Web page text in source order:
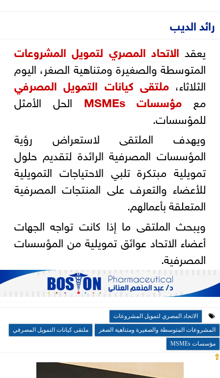
رائد الديب
يعقد الاتحاد المصري لتمويل المشروعات
المتوسطة والصغيرة ومتناهية الصغر، اليوم
الثلاثاء،ملتقى كيانات التمويل المصرفي
مع مؤسسات MSMEs
الحل الأمثل
للمؤسسات.
ويهدف الملتقى لاستعراض رؤية
المؤسسات المصرفية الرائدة لتقديم حلول
تمويلية مبتكرة تلبي الاحتياجات التمويلية
للأعضاء والتعرف على المنتجات المصرفية
المتعلقة بأعمالهم.
ويبحث الملتقى ما إذا كانت تواجه الجهات
أعضاء الاتحاد عوائق تمويلية من المؤسسات
المصرفية.
الاتحاد المصري لتمويل المشروعات
المشروعات المتوسطة والصغيرة ومتناهية الصغر
ملتقى كيانات التمويل المصرفي
مؤسسات MSMEs
⇧